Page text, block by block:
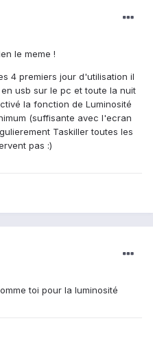
le meme !
4 premiers jour d'utilisation il
usb sur le pc et toute la nuit
la fonction de Luminosité
(suffisante avec l'ecran
Taskiller toutes les
pas :)
toi pour la luminosité